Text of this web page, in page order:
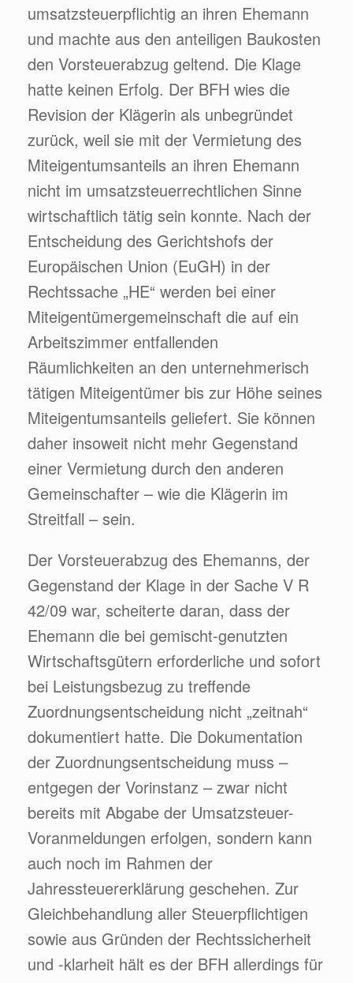
umsatzsteuerpflichtig an ihren Ehemann
und machte aus den anteiligen Baukosten
den Vorsteuerabzug geltend. Die Klage
hatte keinen Erfolg. Der BFH wies die
Revision der Klägerin als unbegründet
zurück, weil sie mit der Vermietung des
Miteigentumsanteils an ihren Ehemann
nicht im umsatzsteuerrechtlichen Sinne
wirtschaftlich tätig sein konnte. Nach der
Entscheidung des Gerichtshofs der
Europäischen Union (EuGH) in der
Rechtssache „HE“ werden bei einer
Miteigentümergemeinschaft die auf ein
Arbeitszimmer entfallenden
Räumlichkeiten an den unternehmerisch
tätigen Miteigentümer bis zur Höhe seines
Miteigentumsanteils geliefert. Sie können
daher insoweit nicht mehr Gegenstand
einer Vermietung durch den anderen
Gemeinschafter – wie die Klägerin im
Streitfall – sein.
Der Vorsteuerabzug des Ehemanns, der
Gegenstand der Klage in der Sache V R
42/09 war, scheiterte daran, dass der
Ehemann die bei gemischt-genutzten
Wirtschaftsgütern erforderliche und sofort
bei Leistungsbezug zu treffende
Zuordnungsentscheidung nicht „zeitnah“
dokumentiert hatte. Die Dokumentation
der Zuordnungsentscheidung muss –
entgegen der Vorinstanz – zwar nicht
bereits mit Abgabe der Umsatzsteuer-
Voranmeldungen erfolgen, sondern kann
auch noch im Rahmen der
Jahressteuererklärung geschehen. Zur
Gleichbehandlung aller Steuerpflichtigen
sowie aus Gründen der Rechtssicherheit
und -klarheit hält es der BFH allerdings für